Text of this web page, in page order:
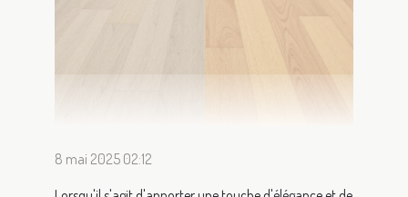
8 mai 2025 02:12